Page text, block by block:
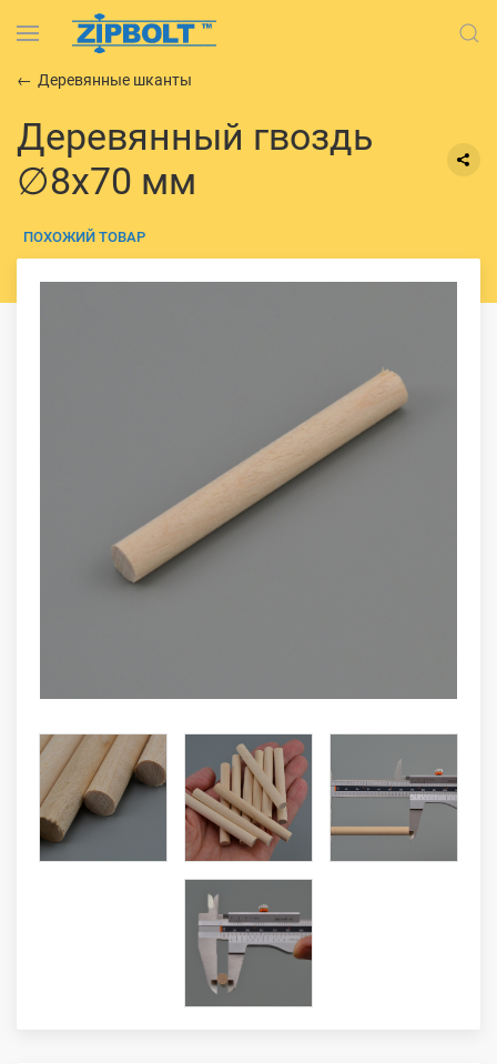
Деревянные шканты
Деревянный гвоздь
∅8х70 мм
ПОХОЖИЙ ТОВАР